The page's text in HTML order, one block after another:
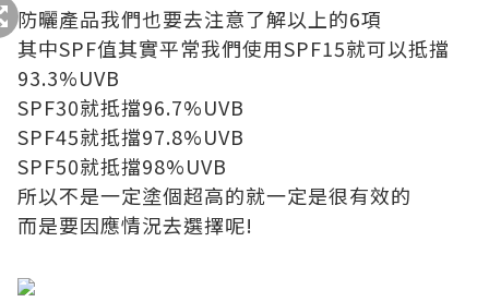
防曬產品我們也要去注意了解以上的6項
其中SPF值其實平常我們使用SPF15就可以抵擋
93.3%UVB
SPF30就抵擋96.7%UVB
SPF45就抵擋97.8%UVB
SPF50就抵擋98%UVB
所以不是一定塗個超高的就一定是很有效的
而是要因應情況去選擇呢!